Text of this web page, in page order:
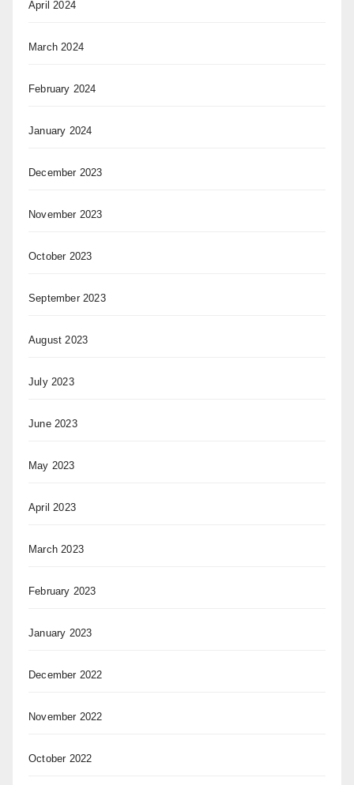
April 2024
March 2024
February 2024
January 2024
December 2023
November 2023
October 2023
September 2023
August 2023
July 2023
June 2023
May 2023
April 2023
March 2023
February 2023
January 2023
December 2022
November 2022
October 2022